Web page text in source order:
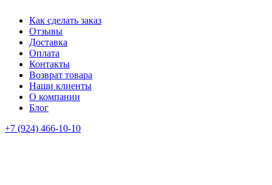
Как сделать заказ
Отзывы
Доставка
Оплата
Контакты
Возврат товара
Наши клиенты
О компании
Блог
+7 (924) 466-10-10